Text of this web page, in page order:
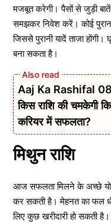
मजबूत करेगी। पैसों से जुड़ी
समझकर निवेश करें। कोई
जिससे पुरानी यादें ताजा
बना सकता है।
Aaj Ka Rashifal
किस राशि की चमकेगी
करियर में सफलता?
मिथुन राशि
आज सफलता मिलने के अच्छे
कर सकती है। मेहनत का फल
लिए कुछ खरीदारी हो सकती